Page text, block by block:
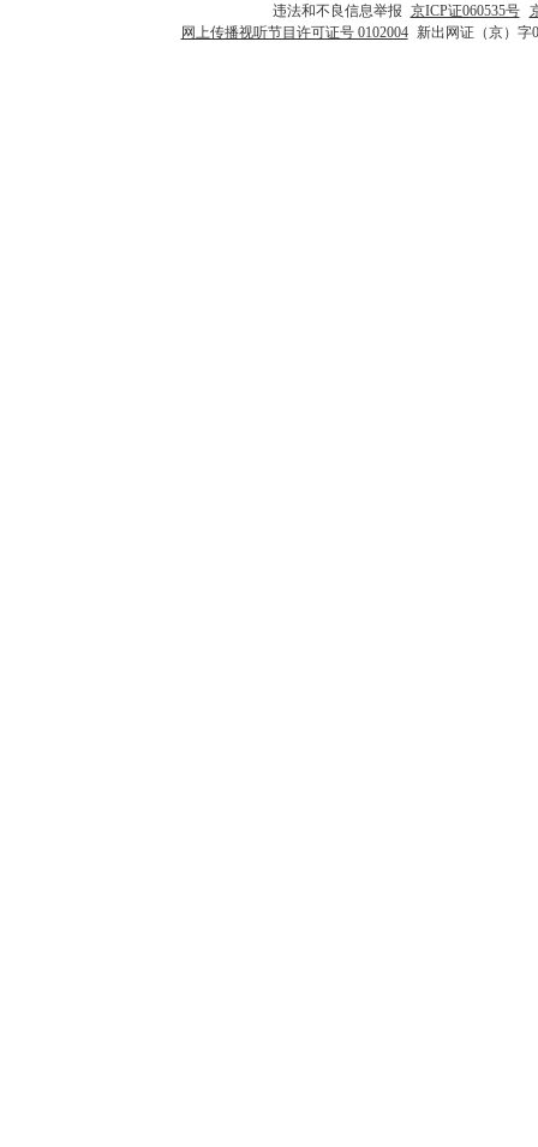
违法和不良信息举报 京ICP证060535号
网上传播视听节目许可证号 0102004 新出网证（京）